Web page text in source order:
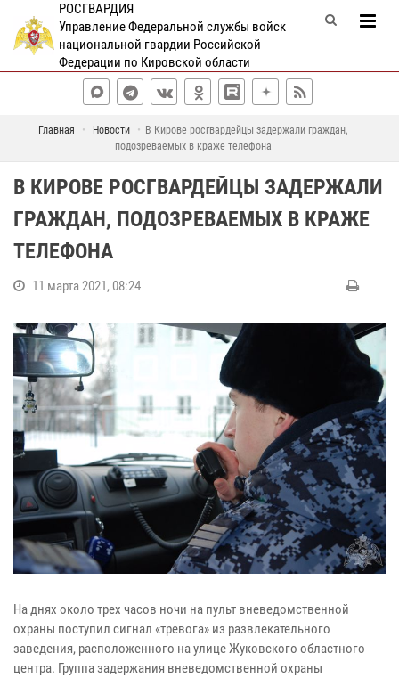
РОСГВАРДИЯ
Управление Федеральной службы войск
национальной гвардии Российской
Федерации по Кировской области
Главная Новости
В Кирове росгвардейцы задержали граждан,
подозреваемых в краже телефона
В КИРОВЕ РОСГВАРДЕЙЦЫ ЗАДЕРЖАЛИ
ГРАЖДАН, ПОДОЗРЕВАЕМЫХ В КРАЖЕ
ТЕЛЕФОНА
11 марта 2021, 08:24
На днях около трех часов ночи на пульт вневедомственной
охраны поступил сигнал «тревога» из развлекательного
заведения, расположенного на улице Жуковского областного
центра. Группа задержания вневедомственной охраны